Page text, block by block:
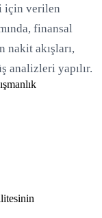
için verilen
finansal
akışları,
analizleri yapılır.